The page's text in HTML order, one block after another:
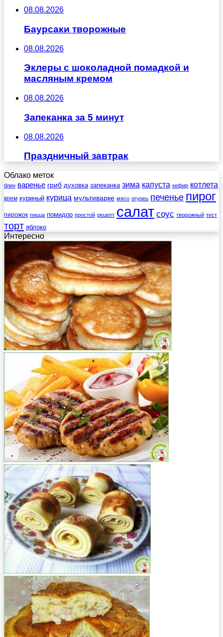
08.08.2026
Баурсаки творожные
08.08.2026
Эклеры с шоколадной помадкой и
масляным кремом
08.08.2026
Запеканка за 5 минут
08.08.2026
Праздничный завтрак
Облако меток
блин варенье гриб духовка запеканка зима капуста кефир котлета
крем куриный курица мультиварке мясо огурец печенье пирог
пирожок пицца помидор простой рецепт салат соус творожный тест
торт яблоко
Интересно